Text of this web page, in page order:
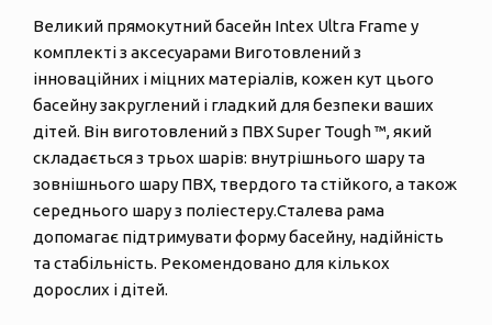
Великий прямокутний басейн Intex Ultra Frame у
комплекті з аксесуарами Виготовлений з
інноваційних і міцних матеріалів, кожен кут цього
басейну закруглений і гладкий для безпеки ваших
дітей. Він виготовлений з ПВХ Super Tough ™, який
складається з трьох шарів: внутрішнього шару та
зовнішнього шару ПВХ, твердого та стійкого, а також
середнього шару з поліестеру.Сталева рама
допомагає підтримувати форму басейну, надійність
та стабільність. Рекомендовано для кількох
дорослих і дітей.